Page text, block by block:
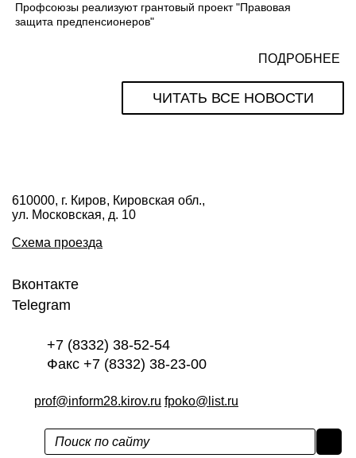
Профсоюзы реализуют грантовый проект "Правовая
защита предпенсионеров"
ПОДРОБНЕЕ
ЧИТАТЬ ВСЕ НОВОСТИ
610000, г. Киров, Кировская обл.,
ул. Московская, д. 10
Схема проезда
Вконтакте
Telegram
+7 (8332) 38-52-54
Факс +7 (8332) 38-23-00
prof@inform28.kirov.ru fpoko@list.ru